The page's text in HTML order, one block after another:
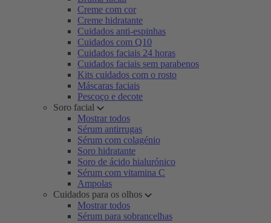
Creme com cor
Creme hidratante
Cuidados anti-espinhas
Cuidados com Q10
Cuidados faciais 24 horas
Cuidados faciais sem parabenos
Kits cuidados com o rosto
Máscaras faciais
Pescoço e decote
Soro facial
Mostrar todos
Sérum antirrugas
Sérum com colagénio
Soro hidratante
Soro de ácido hialurónico
Sérum com vitamina C
Ampolas
Cuidados para os olhos
Mostrar todos
Sérum para sobrancelhas